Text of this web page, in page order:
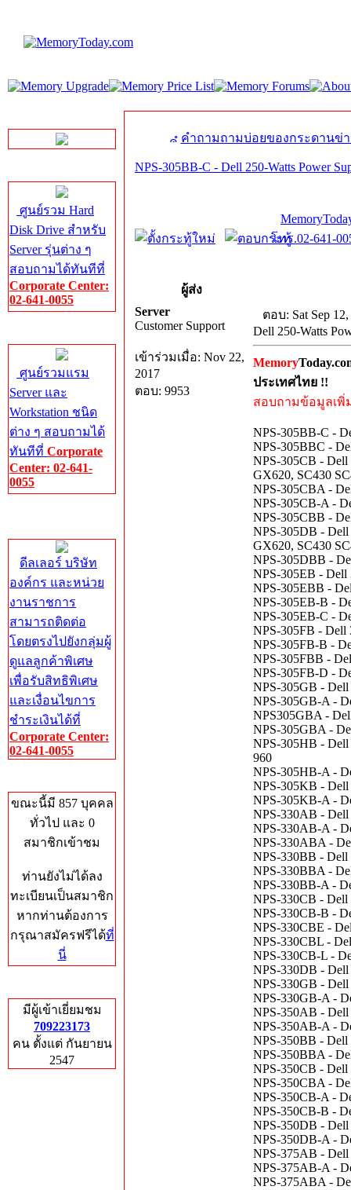
ศูนย์รวม Hard
Disk Drive สำหรับ
Server รุ่นต่าง ๆ
สอบถามได้ทันทีที่
Corporate Center:
02-641-0055
ศูนย์รวมแรม
Server และ
Workstation ชนิด
ต่าง ๆ สอบถามได้
ทันทีที่ Corporate
Center: 02-641-
0055
ดีลเลอร์ บริษัท
องค์กร และหน่วย
งานราชการ
สามารถติดต่อ
โดยตรงไปยังกลุ่มผู้
ดูแลลูกค้าพิเศษ
เพื่อรับสิทธิพิเศษ
และเงื่อนไขการ
ชำระเงินได้ที่
Corporate Center:
02-641-0055
ขณะนี้มี 857 บุคคล
ทั่วไป และ 0
สมาชิกเข้าชม
ท่านยังไม่ได้ลง
ทะเบียนเป็นสมาชิก
หากท่านต้องการ
กรุณาสมัครฟรีได้ที่
นี่
มีผู้เข้าเยี่ยมชม
709223173
คน ตั้งแต่ กันยายน
2547
คำถามถามบ่อยของกระดานข่
NPS-305BB-C - Dell 250-Watts Power
โทร.02-641-
ผู้ส่ง
Server
Customer Support
เข้าร่วมเมื่อ: Nov 22,
2017
ตอบ: 9953
ตอบ: Sat Sep
Dell 250-Watts
Memory
ประเทศไทย !!
สอบถามข้อมูลเพิ่
NPS-305BB-C -
NPS-305BBC -
NPS-305CB - Dell
GX620, SC430
NPS-305CBA -
NPS-305CB-A -
NPS-305CBB -
NPS-305DB - Dell
GX620, SC430
NPS-305DBB -
NPS-305EB - Dell
NPS-305EBB -
NPS-305EB-B -
NPS-305EB-C -
NPS-305FB - Dell
NPS-305FB-B -
NPS-305FBB -
NPS-305FB-D -
NPS-305GB - Dell
NPS-305GB-A -
NPS305GBA -
NPS-305GBA -
NPS-305HB - Dell
960
NPS-305HB-A -
NPS-305KB - Dell
NPS-305KB-A -
NPS-330AB -
NPS-330AB-A -
NPS-330ABA -
NPS-330BB - Dell
NPS-330BBA -
NPS-330BB-A -
NPS-330CB - Dell
NPS-330CB-B -
NPS-330CBE -
NPS-330CBL -
NPS-330CB-L -
NPS-330DB - Dell
NPS-330GB - Dell
NPS-330GB-A -
NPS-350AB - Dell
NPS-350AB-A -
NPS-350BB - Dell
NPS-350BBA -
NPS-350CB - Dell
NPS-350CBA -
NPS-350CB-A -
NPS-350CB-B -
NPS-350DB - Dell
NPS-350DB-A -
NPS-375AB - Dell
NPS-375AB-A -
NPS-375ABA -